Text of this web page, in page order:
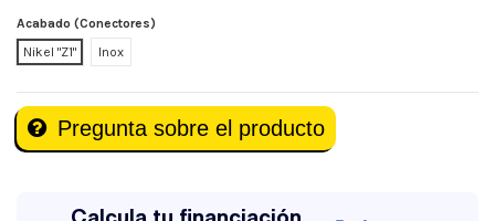
Acabado (Conectores)
Nikel "Z1"
Inox
Pregunta sobre el producto